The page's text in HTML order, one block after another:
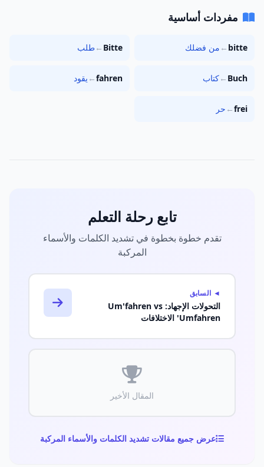
مفردات أساسية
bitte
← من فضلك Bitte
←طلب
Buch
←كتاب fahren
← يقود
frei
← حر
تابع رحلة التعلم
تقدم خطوة بخطوة في تشديد الكلمات والأسماء
المركبة
◄ السابق
التحولات الإجهاد: Um'fahren vs
'Umfahren الاختلافات
المقال الأخير
عرض جميع مقالات تشديد الكلمات والأسماء المركبة